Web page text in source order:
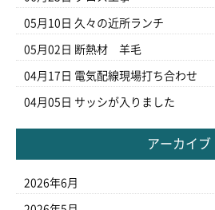
05月10日 久々の近所ランチ
05月02日 断熱材 羊毛
04月17日 電気配線現場打ち合わせ
04月05日 サッシが入りました
アーカイブ
2026年6月